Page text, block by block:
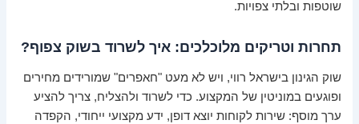
שוטפות ובלתי צפויות.
תחרות וטריקים מלוכלכים: איך לשרוד בשוק צפוף?
שוק הגינון בישראל רווי, ויש לא מעט "חאפרים" שמורידים מחירים
ופוגעים במוניטין של המקצוע. כדי לשרוד ולהצליח, צריך להציע
ערך מוסף: שירות לקוחות יוצא דופן, ידע מקצועי ייחודי, הקפדה